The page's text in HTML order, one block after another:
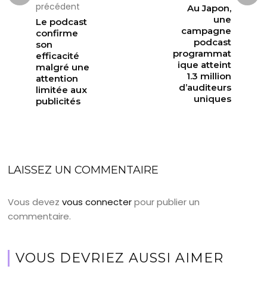
précédent
Le podcast
confirme
son
efficacité
malgré une
attention
limitée aux
publicités
Au Japon,
une
campagne
podcast
programmat
ique atteint
1.3 million
d’auditeurs
uniques
LAISSEZ UN COMMENTAIRE
Vous devezvous connecterpour publier un
commentaire.
VOUS DEVRIEZ AUSSI AIMER